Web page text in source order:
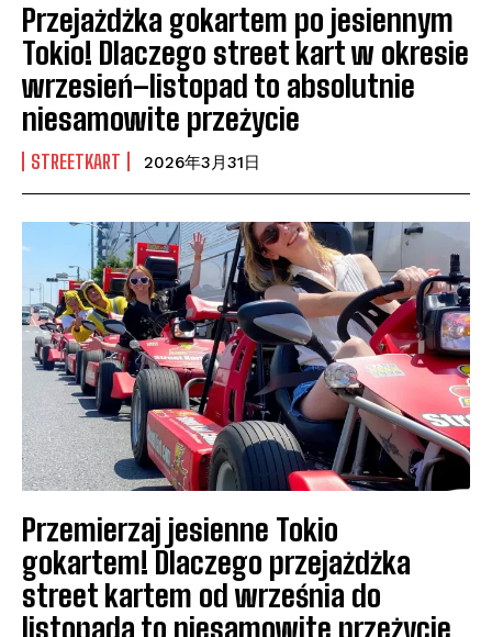
Przejażdżka gokartem po jesiennym
Tokio! Dlaczego street kart w okresie
wrzesień–listopad to absolutnie
niesamowite przeżycie
STREETKART 2026年3月31日
Przemierzaj jesienne Tokio
gokartem! Dlaczego przejażdżka
street kartem od września do
listopada to niesamowite przeżycie